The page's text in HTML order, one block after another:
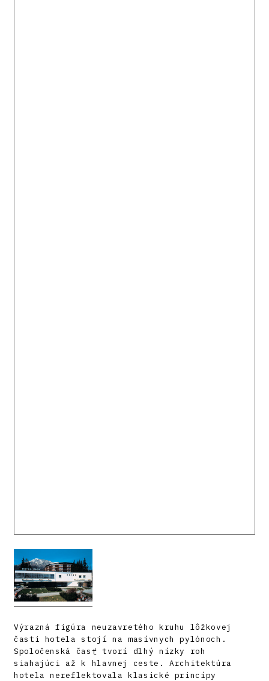
Výrazná figúra neuzavretého kruhu lôžkovej
časti hotela stojí na masívnych pylónoch.
Spoločenská časť tvorí dlhý nízky roh
siahajúci až k hlavnej ceste. Architektúra
hotela nereflektovala klasické princípy